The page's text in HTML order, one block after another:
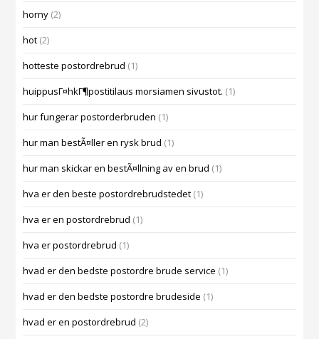
horny (2)
hot (2)
hotteste postordrebrud (1)
huippusГ¤hkГ¶postitilaus morsiamen sivustot. (1)
hur fungerar postorderbruden (1)
hur man bestÃ¤ller en rysk brud (1)
hur man skickar en bestÃ¤llning av en brud (1)
hva er den beste postordrebrudstedet (1)
hva er en postordrebrud (1)
hva er postordrebrud (1)
hvad er den bedste postordre brude service (1)
hvad er den bedste postordre brudeside (1)
hvad er en postordrebrud (2)